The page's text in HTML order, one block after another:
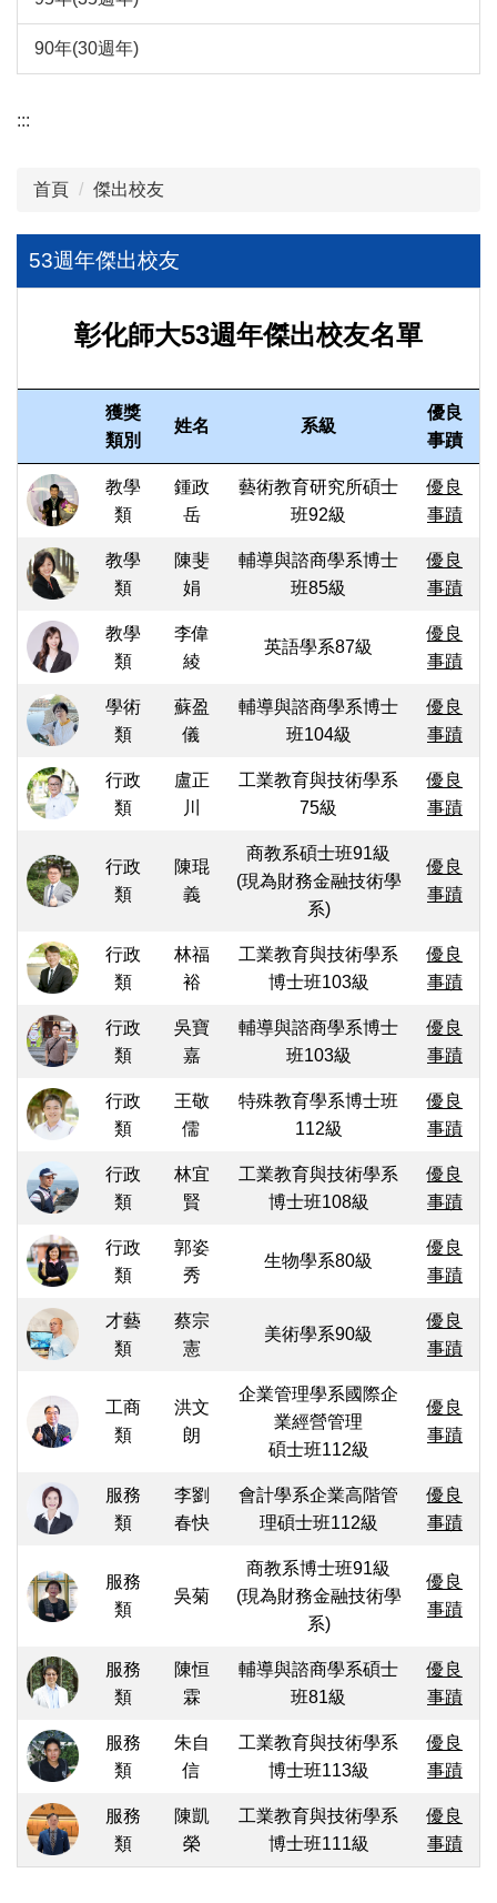
90年(30週年)
:::
首頁 傑出校友
53週年傑出校友
彰化師大53週年傑出校友名單
獲獎
類別
姓名 系級
優良
事蹟
教學
類
鍾政
岳
藝術教育研究所碩士
班92級
優良
事蹟
教學
類
陳斐
娟
輔導與諮商學系博士
班85級
優良
事蹟
教學
類
李偉
綾
英語學系87級
優良
事蹟
學術
類
蘇盈
儀
輔導與諮商學系博士
班104級
優良
事蹟
行政
類
盧正
川
工業教育與技術學系
75級
優良
事蹟
行政
類
陳琨
義
商教系碩士班91級
(現為財務金融技術學
系)
優良
事蹟
行政
類
林福
裕
工業教育與技術學系
博士班103級
優良
事蹟
行政
類
吳寶
嘉
輔導與諮商學系博士
班103級
優良
事蹟
行政
類
王敬
儒
特殊教育學系博士班
112級
優良
事蹟
行政
類
林宜
賢
工業教育與技術學系
博士班108級
優良
事蹟
行政
類
郭姿
秀
生物學系80級
優良
事蹟
才藝
類
蔡宗
憲
美術學系90級
優良
事蹟
工商
類
洪文
朗
企業管理學系國際企
業經營管理
碩士班112級
優良
事蹟
服務
類
李劉
春快
會計學系企業高階管
理碩士班112級
優良
事蹟
服務
類
吳菊
商教系博士班91級
(現為財務金融技術學
系)
優良
事蹟
服務
類
陳恒
霖
輔導與諮商學系碩士
班81級
優良
事蹟
服務
類
朱自
信
工業教育與技術學系
博士班113級
優良
事蹟
服務
類
陳凱
榮
工業教育與技術學系
博士班111級
優良
事蹟